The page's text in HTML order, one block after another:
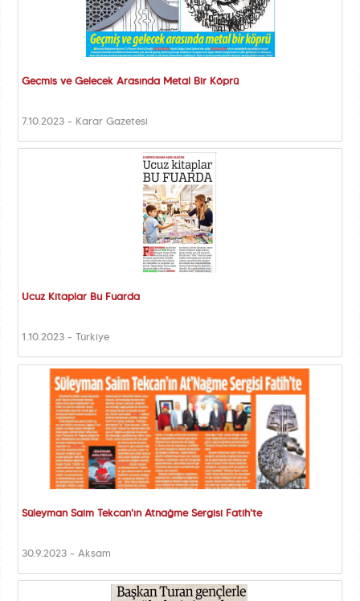
Geçmiş ve Gelecek Arasında Metal Bir Köprü
7.10.2023 - Karar Gazetesi
Ucuz Kitaplar Bu Fuarda
1.10.2023 - Türkiye
Süleyman Saim Tekcan'ın Atnağme Sergisi Fatih'te
30.9.2023 - Akşam